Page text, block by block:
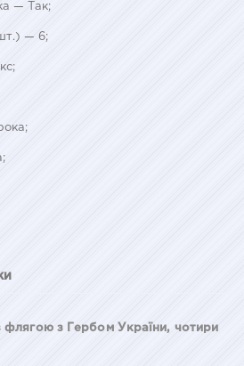
— Так;
— 6;
флягою з Гербом України, чотири